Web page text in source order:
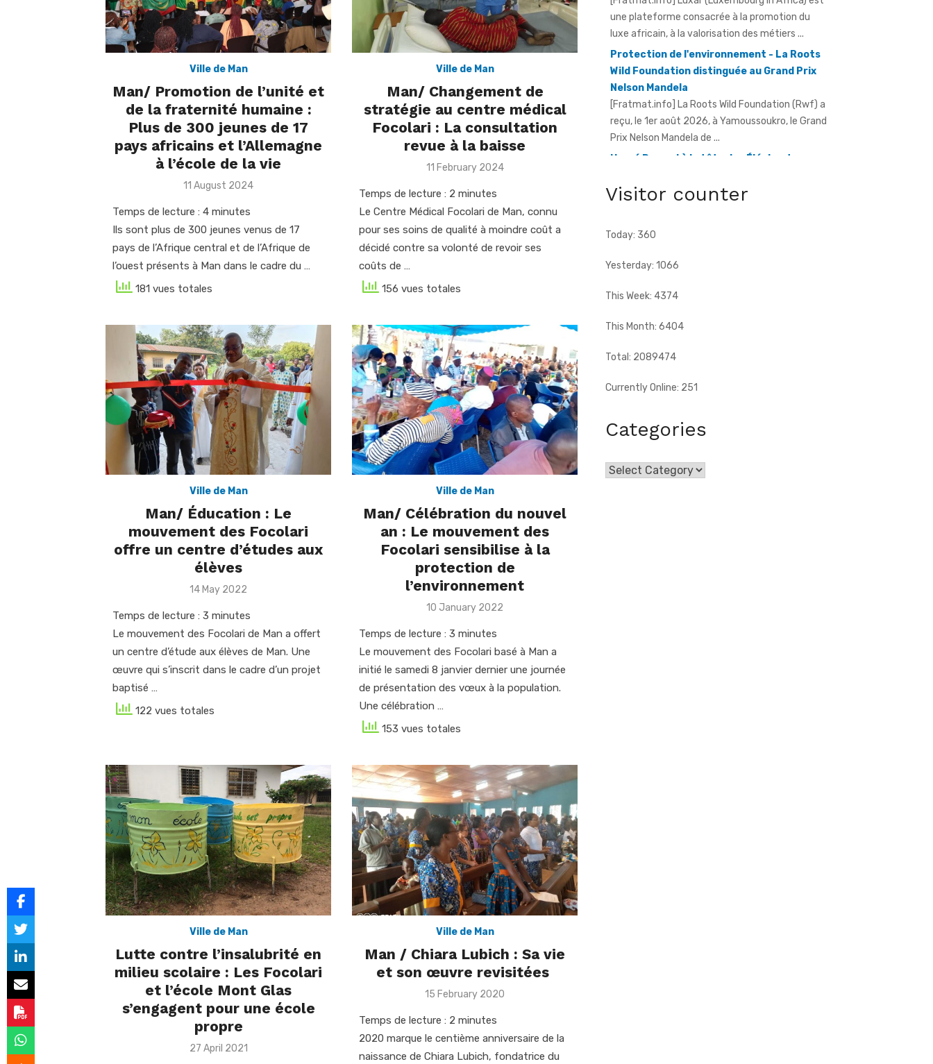
Ville de Man
Man/ Promotion de l’unité et
de la fraternité humaine :
Plus de 300 jeunes de 17
pays africains et l’Allemagne
à l’école de la vie
Posted
11 August 2024
Temps de lecture : 4 minutes
Ils sont plus de 300 jeunes venus de 17
pays de l’Afrique central et de l’Afrique de
l’ouest présents à Man dans le cadre du …
181 vues totales
Ville de Man
Man/ Changement de
stratégie au centre médical
Focolari : La consultation
revue à la baisse
Posted
11 February 2024
Temps de lecture : 2 minutes
Le Centre Médical Focolari de Man, connu
pour ses soins de qualité à moindre coût a
décidé contre sa volonté de revoir ses
coûts de …
156 vues totales
Ville de Man
Man/ Éducation : Le
mouvement des Focolari
offre un centre d’études aux
élèves
Posted
14 May 2022
Temps de lecture : 3 minutes
Le mouvement des Focolari de Man a offert
un centre d’étude aux élèves de Man. Une
œuvre qui s’inscrit dans le cadre d’un projet
baptisé …
122 vues totales
Ville de Man
Man/ Célébration du nouvel
an : Le mouvement des
Focolari sensibilise à la
protection de
l’environnement
Posted
10 January 2022
Temps de lecture : 3 minutes
Le mouvement des Focolari basé à Man a
initié le samedi 8 janvier dernier une journée
de présentation des vœux à la population.
Une célébration …
153 vues totales
Ville de Man
Lutte contre l’insalubrité en
milieu scolaire : Les Focolari
et l’école Mont Glas
s’engagent pour une école
propre
Posted
27 April 2021
Ville de Man
Man / Chiara Lubich : Sa vie
et son œuvre revisitées
Posted
15 February 2020
Temps de lecture : 2 minutes
2020 marque le centième anniversaire de la
naissance de Chiara Lubich, fondatrice du
luxe africain, à la valorisation des métiers ...
Protection de l'environnement - La Roots
[Fratmat.info] La Roots Wild Foundation (Rwf) a
reçu, le 1er août 2026, à Yamoussoukro, le Grand
Prix Nelson Mandela de ...
Hervé Renard à la tête des Éléphants -
Idriss Diallo justifie son choix
football africain et la capacité d'adaptation du
technicien français justifient, selon la Fif, son
Visitor counter
Today: 360
Yesterday: 1066
This Week: 4374
This Month: 6404
Total: 2089474
Currently Online: 251
Categories
Categories